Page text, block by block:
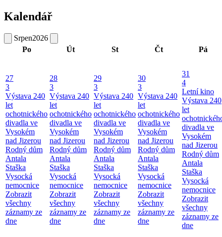
Kalendář
Srpen2026
Po
Út St Čt Pá
27
3
Výstava 240
let
ochotnického
divadla ve
Vysokém
nad Jizerou
Rodný dům
Antala
Staška
Vysocká
nemocnice
Zobrazit
všechny
záznamy ze
dne
28
3
Výstava 240
let
ochotnického
divadla ve
Vysokém
nad Jizerou
Rodný dům
Antala
Staška
Vysocká
nemocnice
Zobrazit
všechny
záznamy ze
dne
29
3
Výstava 240
let
ochotnického
divadla ve
Vysokém
nad Jizerou
Rodný dům
Antala
Staška
Vysocká
nemocnice
Zobrazit
všechny
záznamy ze
dne
30
3
Výstava 240
let
ochotnického
divadla ve
Vysokém
nad Jizerou
Rodný dům
Antala
Staška
Vysocká
nemocnice
Zobrazit
všechny
záznamy ze
dne
31
4
Letní kino
Výstava 240
let
divadla ve
Vysokém
nad Jizerou
Rodný dům
Antala
Staška
Vysocká
nemocnice
Zobrazit
všechny
záznamy ze
dne